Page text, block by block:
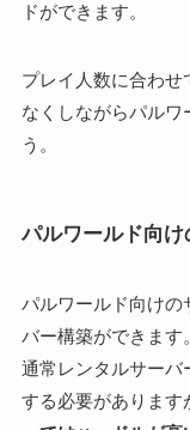
ドができます。
プレイ人数に合わ
なくしながらパルワ
う。
パルワールド向け
パルワールド向けの
バー構築ができます。
通常レンタルサーバ
する必要があります